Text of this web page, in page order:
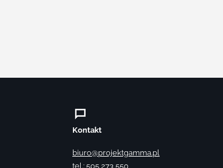
Kontakt
biuro@projektgamma.pl
tel.: 505 273 550